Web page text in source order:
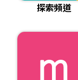
探索頻道